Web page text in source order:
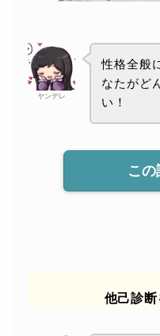
ヤンデレ
性格全般
なたがど
い！
この
他己診断